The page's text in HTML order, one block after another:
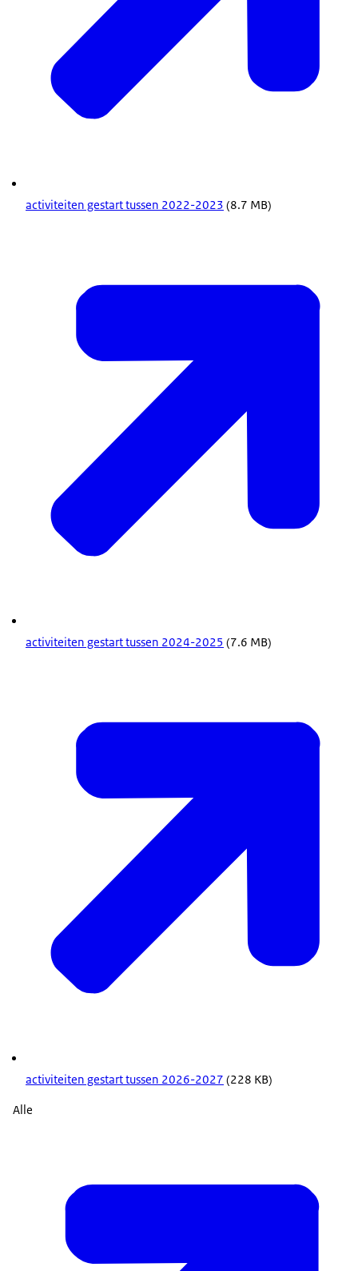
activiteiten gestart tussen 2022-2023 (8.7 MB)
activiteiten gestart tussen 2024-2025 (7.6 MB)
activiteiten gestart tussen 2026-2027 (228 KB)
Alle